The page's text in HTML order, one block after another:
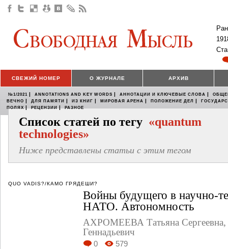
СВЕЖИЙ НОМЕР О ЖУРНАЛЕ АРХИВ
№1/2021 | ANNOTATIONS AND KEY WORDS | АННОТАЦИИ И КЛЮЧЕВЫЕ СЛОВА |
ВЕЧНО | ДЛЯ ПАМЯТИ | ИЗ КНИГ | МИРОВАЯ АРЕНА | ПОЛОЖЕНИЕ ДЕЛ |
ПОЛЯХ | РЕЦЕНЗИИ | РАЗНОЕ
Список статей по тегу «quantum
technologies»
Ниже представлены статьи с этим тегом
QUO VADIS?/КАМО ГРЯДЕШИ?
Войны будущего в научно-
НАТО. Автономность
АХРОМЕЕВА Татьяна Сергеевна,
Геннадьевич
0 579